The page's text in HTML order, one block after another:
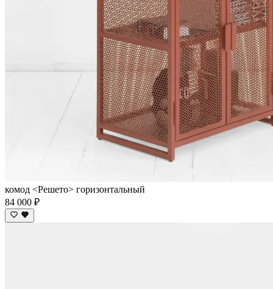
комод <Решето> горизонтальный
84 000 ₽